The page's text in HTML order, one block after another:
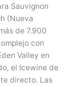
Sauvignon
(Nueva
de 7.900
con
Valley en
el Icewine de
directo. Las